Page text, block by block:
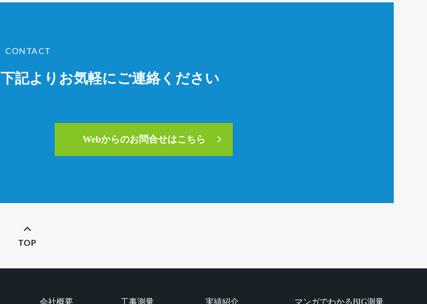
CONTACT
下記よりお気軽にご連絡ください
Webからのお問合せはこちら
TOP
会社概要 工事測量 実績紹介 マンガでわかるBIG測量